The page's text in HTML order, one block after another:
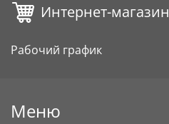
Интернет-магазин
Рабочий график
Меню